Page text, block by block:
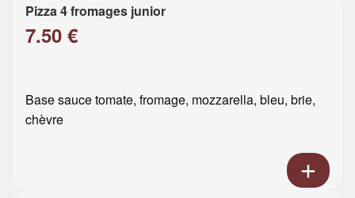
Pizza 4 fromages junior
7.50 €
Base sauce tomate, fromage, mozzarella, bleu, brie,
chèvre